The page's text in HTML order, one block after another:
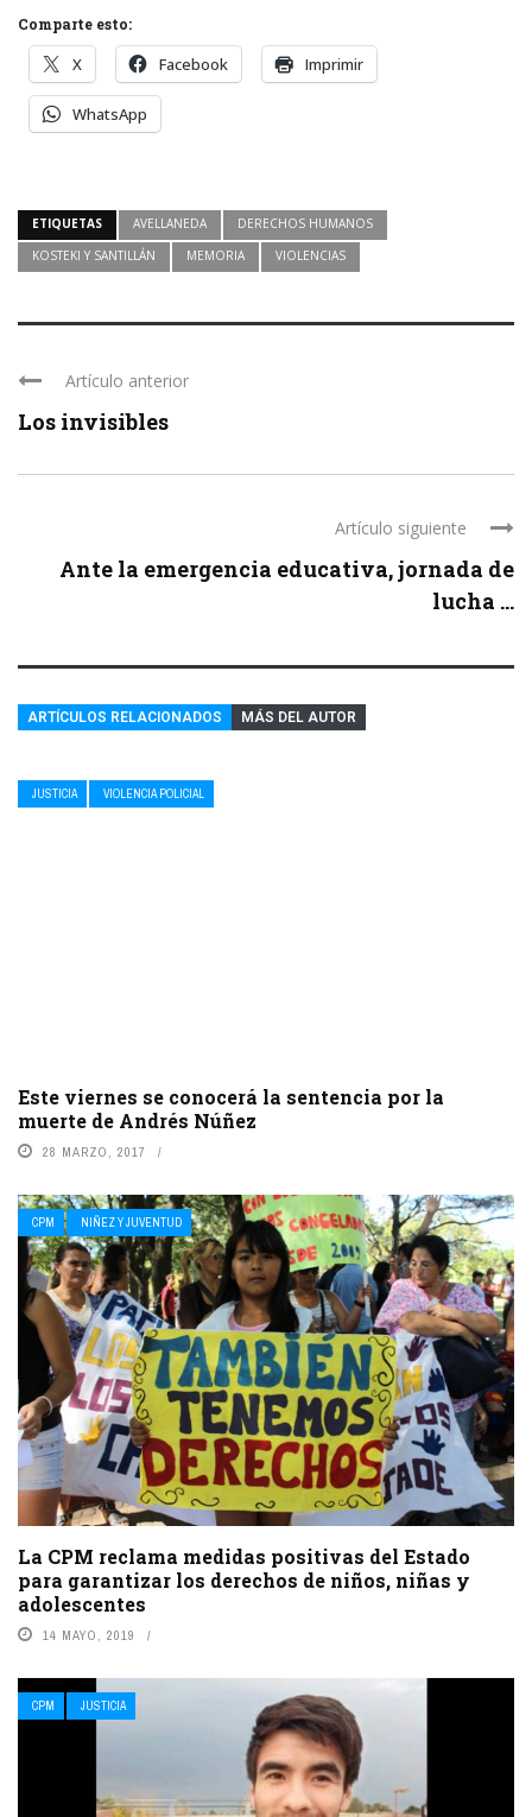
Comparte esto:
X Facebook Imprimir
WhatsApp
ETIQUETAS AVELLANEDA
DERECHOS HUMANOS
KOSTEKI Y SANTILLÁN
MEMORIA VIOLENCIAS
Artículo anterior
Los invisibles
Artículo siguiente
Ante la emergencia educativa, jornada de
lucha ...
ARTÍCULOS RELACIONADOS MÁS DEL AUTOR
JUSTICIA VIOLENCIA POLICIAL
Este viernes se conocerá la sentencia por la
muerte de Andrés Núñez
28 MARZO, 2017
CPM NIÑEZ Y JUVENTUD
La CPM reclama medidas positivas del Estado
para garantizar los derechos de niños, niñas y
adolescentes
14 MAYO, 2019
CPM JUSTICIA